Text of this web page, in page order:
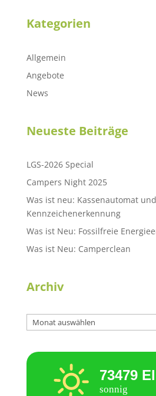
Kategorien
Allgemein
Angebote
News
Neueste Beiträge
LGS-2026 Special
Campers Night 2025
Was ist neu: Kassenautomat
Kennzeichenerkennung
Was ist Neu: Fossilfreie
Was ist Neu: Camperclean
Archiv
73479
sonnig